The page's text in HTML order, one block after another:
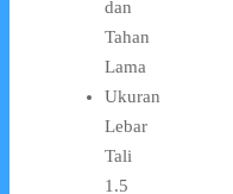
dan
Tahan
Lama
Ukuran
Lebar
Tali
1.5